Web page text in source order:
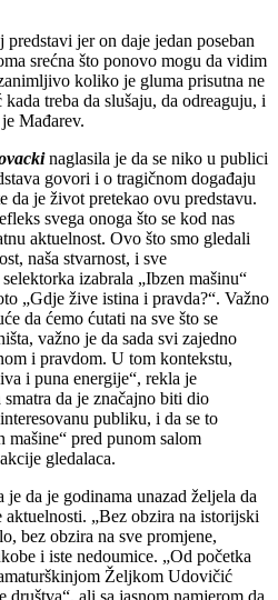
jer on daje jedan poseban
srećna što ponovo mogu da vidim
koliko je gluma prisutna ne
treba da slušaju, da odreaguju, i
Mađarev.
naglasila je da se niko u publici
govori i o tragičnom događaju
da je život pretekao ovu predstavu.
svega onoga što se kod nas
aktuelnost. Ovo što smo gledali
naša stvarnost, i sve
izabrala „Ibzen mašinu“
„Gdje žive istina i pravda?“. Važno
da ćemo ćutati na sve što se
važno je da sada svi zajedno
i pravdom. U tom kontekstu,
i puna energije“, rekla je
da je značajno biti dio
publiku, i da se to
mašine“ pred punom salom
gledalaca.
je da je godinama unazad željela da
„Bez obzira na istorijski
bez obzira na sve promjene,
i iste nedoumice. „Od početka
Željkom Udovičić
društva“, ali sa jasnom namjerom da